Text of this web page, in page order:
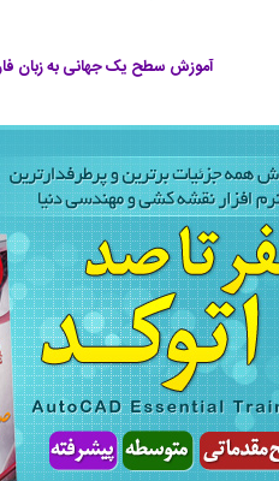
آموزش سطح یک جهانی به زبان